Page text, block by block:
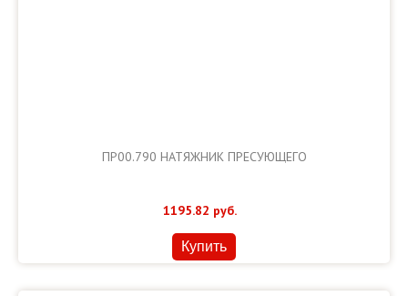
ПР00.790 НАТЯЖНИК ПРЕСУЮЩЕГО
1195.82 руб.
Купить